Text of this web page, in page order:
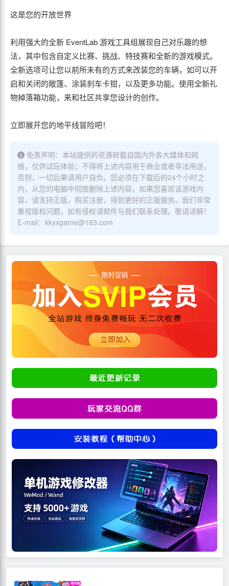
这是您的开放世界
利用强大的全新 EventLab 游戏工具组展现自己对乐趣的想
法，其中包含自定义比赛、挑战、特技赛和全新的游戏模式。
全新选项可让您以前所未有的方式来改装您的车辆，如可以开
启和关闭的敞篷、涂装刹车卡钳，以及更多功能。使用全新礼
物掉落箱功能，来和社区共享您设计的创作。
立即展开您的地平线冒险吧！
免责声明：本站提供的资源转载自国内外各大媒体和网
络，仅供试玩体验；不得将上述内容用于商业或者非法用途，
否则，一切后果请用户自负。您必须在下载后的24个小时之
内，从您的电脑中彻底删除上述内容。如果您喜欢该游戏内
容，请支持正版，购买注册，得到更好的正版服务。我们非常
重视版权问题，如有侵权请邮件与我们联系处理。敬请谅解！
E-mail：kkyxgame@163.com